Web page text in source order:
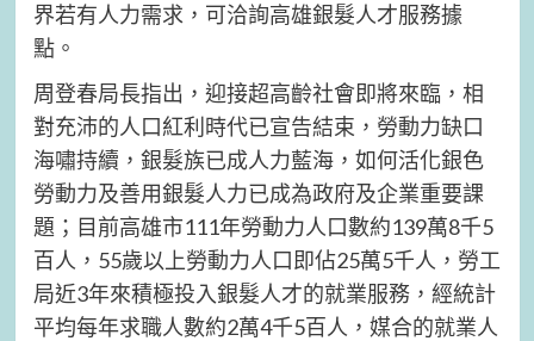
界若有人力需求，可洽詢高雄銀髮人才服務據
點。
周登春局長指出，迎接超高齡社會即將來臨，相
對充沛的人口紅利時代已宣告結束，勞動力缺口
海嘯持續，銀髮族已成人力藍海，如何活化銀色
勞動力及善用銀髮人力已成為政府及企業重要課
題；目前高雄市111年勞動力人口數約139萬8千5
百人，55歲以上勞動力人口即佔25萬5千人，勞工
局近3年來積極投入銀髮人才的就業服務，經統計
平均每年求職人數約2萬4千5百人，媒合的就業人